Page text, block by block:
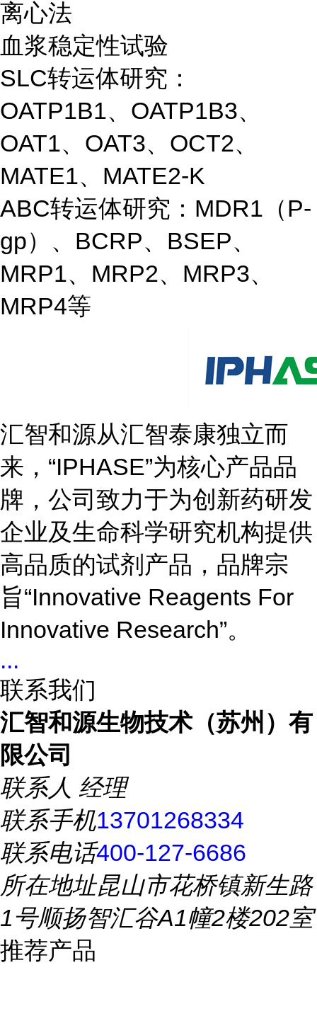
离心法
血浆稳定性试验
SLC转运体研究：
OATP1B1、OATP1B3、
OAT1、OAT3、OCT2、
MATE1、MATE2-K
ABC转运体研究：MDR1（P-
gp）、BCRP、BSEP、
MRP1、MRP2、MRP3、
MRP4等
汇智和源从汇智泰康独立而
来，“IPHASE”为核心产品品
牌，公司致力于为创新药研发
企业及生命科学研究机构提供
高品质的试剂产品，品牌宗
旨“Innovative Reagents For
Innovative Research”。
...
联系我们
汇智和源生物技术（苏州）有
限公司
联系人 经理
联系手机13701268334
联系电话400-127-6686
所在地址昆山市花桥镇新生路
1号顺扬智汇谷A1幢2楼202室
推荐产品